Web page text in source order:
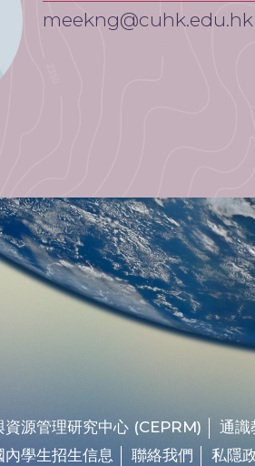
meekng@cuhk.edu.hk
資源管理研究中心 (CEPRM) 通識
內學生招生信息 聯絡我們 私隱